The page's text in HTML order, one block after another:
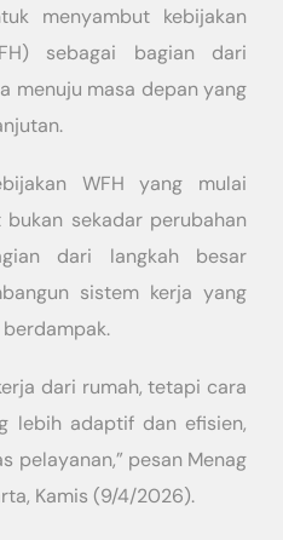
menyambut kebijakan
sebagai bagian dari
menuju masa depan yang
WFH yang mulai
sekadar perubahan
dari langkah besar
sistem kerja yang
dari rumah, tetapi cara
lebih adaptif dan efisien,
pelayanan,” pesan Menag
Kamis (9/4/2026).